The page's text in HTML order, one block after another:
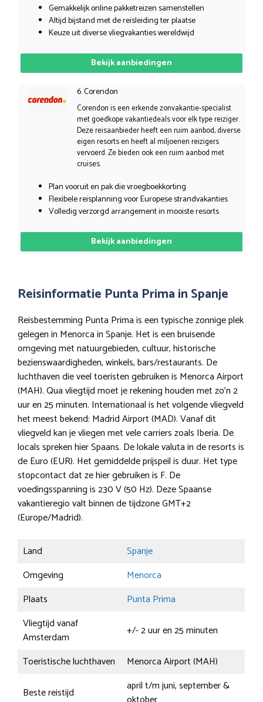
Gemakkelijk online pakketreizen samenstellen
Altijd bijstand met de reisleiding ter plaatse
Keuze uit diverse vliegvakanties wereldwijd
Bekijk aanbiedingen
6. Corendon
Corendon is een erkende zonvakantie-specialist
met goedkope vakantiedeals voor elk type reiziger.
Deze reisaanbieder heeft een ruim aanbod, diverse
eigen resorts en heeft al miljoenen reizigers
vervoerd. Ze bieden ook een ruim aanbod met
cruises.
Plan vooruit en pak die vroegboekkorting
Flexibele reisplanning voor Europese strandvakanties
Volledig verzorgd arrangement in mooiste resorts
Bekijk aanbiedingen
Reisinformatie Punta Prima in Spanje
Reisbestemming Punta Prima is een typische zonnige plek
gelegen in Menorca in Spanje. Het is een bruisende
omgeving met natuurgebieden, cultuur, historische
bezienswaardigheden, winkels, bars/restaurants. De
luchthaven die veel toeristen gebruiken is Menorca Airport
(MAH). Qua vliegtijd moet je rekening houden met zo’n 2
uur en 25 minuten. Internationaal is het volgende vliegveld
het meest bekend: Madrid Airport (MAD). Vanaf dit
vliegveld kan je vliegen met vele carriers zoals Iberia. De
locals spreken hier Spaans. De lokale valuta in de resorts is
de Euro (EUR). Het gemiddelde prijspeil is duur. Het type
stopcontact dat ze hier gebruiken is F. De
voedingsspanning is 230 V (50 Hz). Deze Spaanse
vakantieregio valt binnen de tijdzone GMT+2
(Europe/Madrid).
Land
Spanje
Omgeving
Menorca
Plaats
Punta Prima
Vliegtijd vanaf
Amsterdam
+/- 2 uur en 25 minuten
Toeristische luchthaven
Menorca Airport (MAH)
Beste reistijd
april t/m juni, september &